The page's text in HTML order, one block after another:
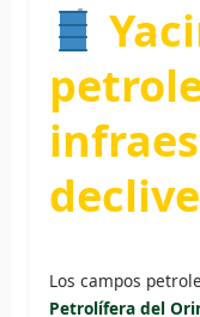
declive
Los campos
Petrolífera del